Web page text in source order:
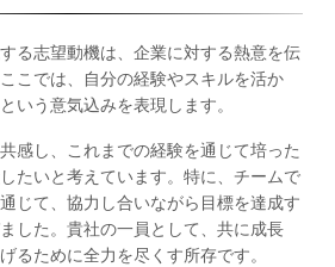
る志望動機は、企業に対する熱意を伝
こでは、自分の経験やスキルを活か
いう意気込みを表現します。
感し、これまでの経験を通じて培った
たいと考えています。特に、チームで
じて、協力し合いながら目標を達成す
した。貴社の一員として、共に成長
るために全力を尽くす所存です。